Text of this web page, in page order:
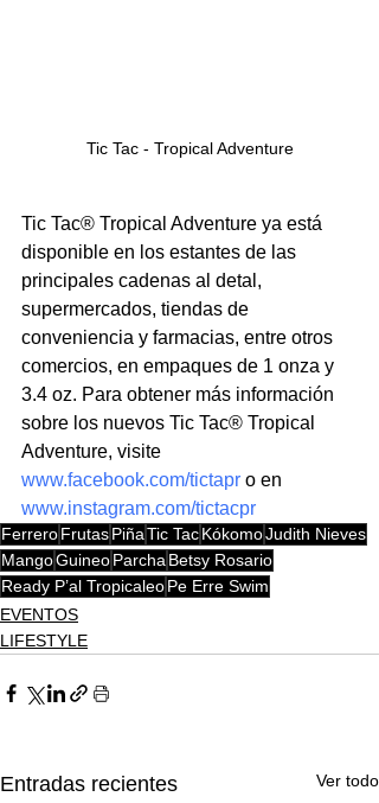
Tic Tac - Tropical Adventure
Tic Tac® Tropical Adventure ya está
disponible en los estantes de las
principales cadenas al detal,
supermercados, tiendas de
conveniencia y farmacias, entre otros
comercios, en empaques de 1 onza y
3.4 oz. Para obtener más información
sobre los nuevos Tic Tac® Tropical
Adventure, visite
www.facebook.com/tictapr o en
www.instagram.com/tictacpr
FerreroFrutasPiñaTic TacKókomoJudith Nieves
MangoGuineoParcha Betsy Rosario
Ready P’al TropicaleoPe Erre Swim
EVENTOS
LIFESTYLE
Entradas recientes Ver todo